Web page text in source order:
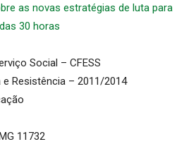
as novas estratégias de luta para
30 horas
Social – CFESS
Resistência – 2011/2014
11732